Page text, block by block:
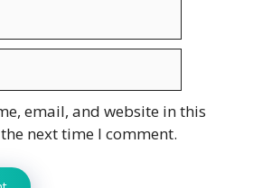
email, and website in this
next time I comment.